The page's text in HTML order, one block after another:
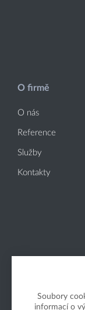
O firmě
O nás
Reference
Služby
Kontakty
Soubory
informací o